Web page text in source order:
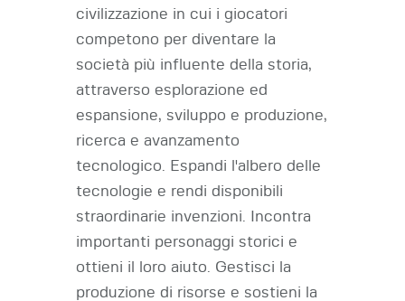
civilizzazione in cui i giocatori
competono per diventare la
società più influente della storia,
attraverso esplorazione ed
espansione, sviluppo e produzione,
ricerca e avanzamento
tecnologico. Espandi l'albero delle
tecnologie e rendi disponibili
straordinarie invenzioni. Incontra
importanti personaggi storici e
ottieni il loro aiuto. Gestisci la
produzione di risorse e sostieni la